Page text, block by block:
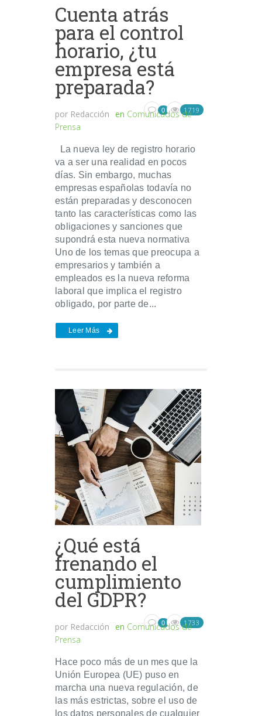
Cuenta atrás
para el control
horario, ¿tu
empresa está
preparada?
por Redacción en Comunicados de
Prensa
0 1719
La nueva ley de registro horario
va a ser una realidad en pocos
días. Sin embargo, muchas
empresas españolas todavía no
están preparadas y desconocen
tanto las características como las
obligaciones y sanciones que
supondrá esta nueva normativa
Uno de los temas que preocupa a
empresarios y también a
empleados es la nueva reforma
laboral que implica el registro
obligado, por parte de...
Leer Más
¿Qué está
frenando el
cumplimiento
del GDPR?
por Redacción en Comunicados de
Prensa
0 1733
Hace poco más de un mes que la
Unión Europea (UE) puso en
marcha una nueva regulación, de
las más estrictas, sobre el uso de
los datos personales de cualquier